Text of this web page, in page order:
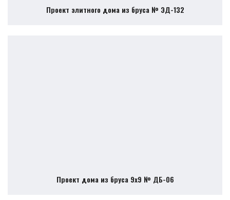
Проект элитного дома из бруса № ЭД-132
Проект дома из бруса 9х9 № ДБ-06